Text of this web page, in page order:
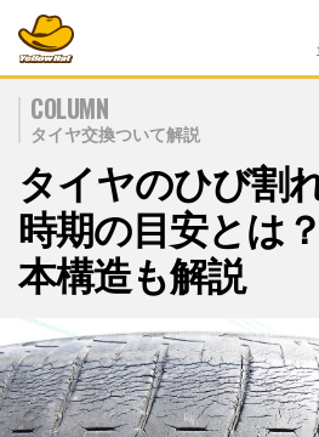
COLUMN
タイヤ交換ついて解説
タイヤのひび割
時期の目安とは
本構造も解説